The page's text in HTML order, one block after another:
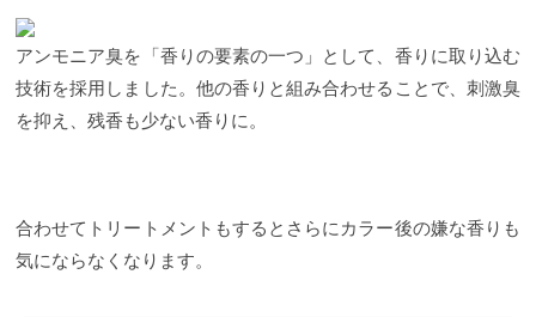
アンモニア臭を「香りの要素の一つ」として、香りに取り込む
技術を採用しました。他の香りと組み合わせることで、刺激臭
を抑え、残香も少ない香りに。
合わせてトリートメントもするとさらにカラー後の嫌な香りも
気にならなくなります。